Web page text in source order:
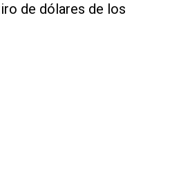
de dólares de los